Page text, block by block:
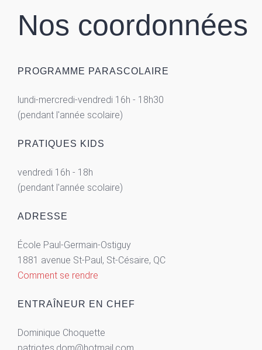
Nos coordonnées
PROGRAMME PARASCOLAIRE
lundi-mercredi-vendredi 16h - 18h30
(pendant l'année scolaire)
PRATIQUES KIDS
vendredi 16h - 18h
(pendant l'année scolaire)
ADRESSE
École Paul-Germain-Ostiguy
1881 avenue St-Paul, St-Césaire, QC
Comment se rendre
ENTRAÎNEUR EN CHEF
Dominique Choquette